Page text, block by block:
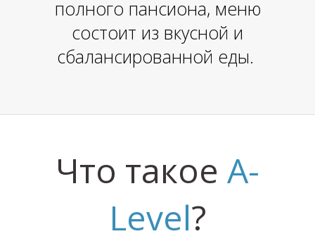
Л
полного пансиона, меню
состоит из вкусной и
сбалансированной еды.
Что такое A-
Level?